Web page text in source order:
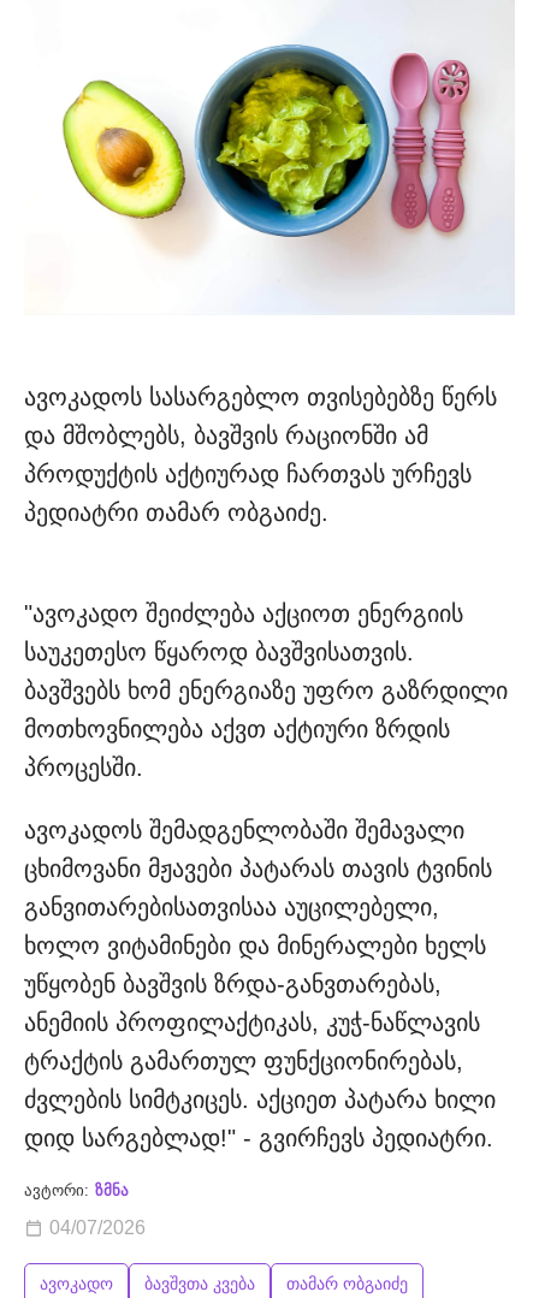
ავოკადოს სასარგებლო თვისებებზე წერს
და მშობლებს, ბავშვის რაციონში ამ
პროდუქტის აქტიურად ჩართვას ურჩევს
პედიატრი თამარ ობგაიძე.
"ავოკადო შეიძლება აქციოთ ენერგიის
საუკეთესო წყაროდ ბავშვისათვის.
ბავშვებს ხომ ენერგიაზე უფრო გაზრდილი
მოთხოვნილება აქვთ აქტიური ზრდის
პროცესში.
ავოკადოს შემადგენლობაში შემავალი
ცხიმოვანი მჟავები პატარას თავის ტვინის
განვითარებისათვისაა აუცილებელი,
ხოლო ვიტამინები და მინერალები ხელს
უწყობენ ბავშვის ზრდა-განვთარებას,
ანემიის პროფილაქტიკას, კუჭ-ნაწლავის
ტრაქტის გამართულ ფუნქციონირებას,
ძვლების სიმტკიცეს. აქციეთ პატარა ხილი
დიდ სარგებლად!" - გვირჩევს პედიატრი.
ავტორი: ზმნა
04/07/2026
ავოკადო ბავშვთა კვება თამარ ობგაიძე